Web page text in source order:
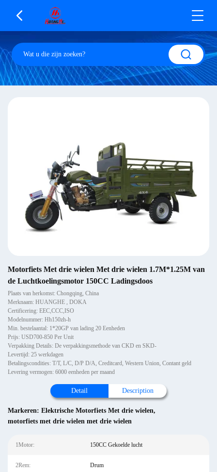
Motorfiets Met drie wielen Met drie wielen 1.7M*1.25M van
de Luchtkoelingsmotor 150CC Ladingsdoos
Plaats van herkomst: Chongqing, China
Merknaam: HUANGHE , DOKA
Certificering: EEC,CCC,ISO
Modelnummer: Hh150zh-h
Min. bestelaantal: 1*20GP van lading 20 Eenheden
Prijs: USD700-850 Per Unit
Verpakking Details: De verpakkingsmethode van CKD en SKD-
Levertijd: 25 werkdagen
Betalingscondities: T/T, L/C, D/P D/A, Creditcard, Western Union, Contant geld
Levering vermogen: 6000 eenheden per maand
Detail Description
Markeren: Elektrische Motorfiets Met drie wielen,
motorfiets met drie wielen met drie wielen
1Motor: 150CC Gekoelde lucht
2Rem: Drum